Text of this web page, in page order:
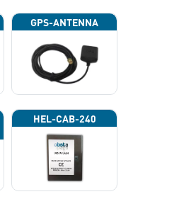
GPS-ANTENNA
HEL-CAB-240